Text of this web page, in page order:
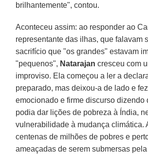
brilhantemente", contou.
Aconteceu assim: ao responder ao
representante das ilhas, que falavam
sacrifício que "os grandes" estavam
"pequenos", Natarajancresceu com
improviso. Ela começou a ler a
preparado, mas deixou-a de lado e
emocionado e firme discurso dizendo
podia dar lições de pobreza à Índia,
vulnerabilidade à mudança climática.
centenas de milhões de pobres e
ameaçadas de serem submersas